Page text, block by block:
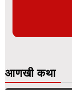
आणखी कथा